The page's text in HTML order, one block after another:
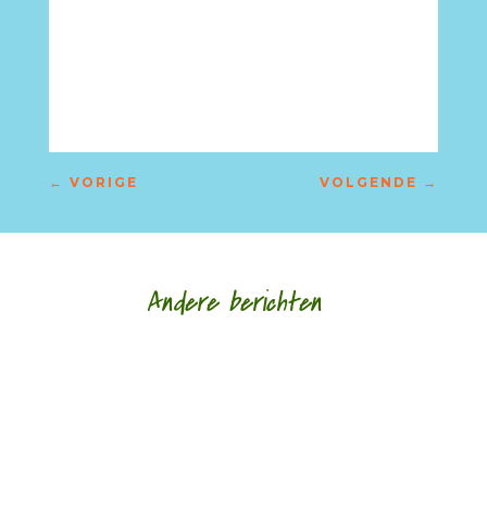
← VORIGE VOLGENDE →
Andere berichten